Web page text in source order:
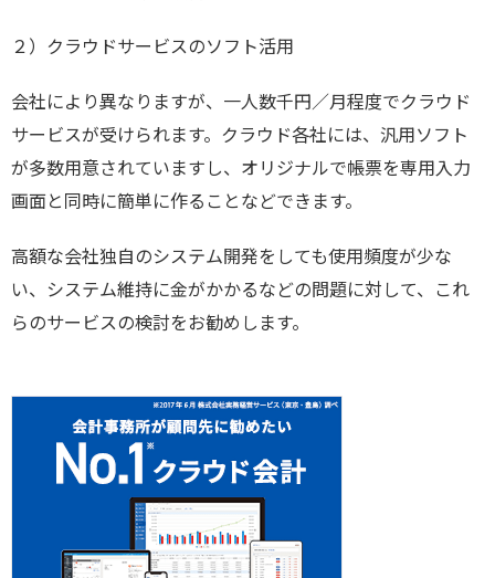
２）クラウドサービスのソフト活用
会社により異なりますが、一人数千円／月程度でクラウド
サービスが受けられます。クラウド各社には、汎用ソフト
が多数用意されていますし、オリジナルで帳票を専用入力
画面と同時に簡単に作ることなどできます。
高額な会社独自のシステム開発をしても使用頻度が少な
い、システム維持に金がかかるなどの問題に対して、これ
らのサービスの検討をお勧めします。